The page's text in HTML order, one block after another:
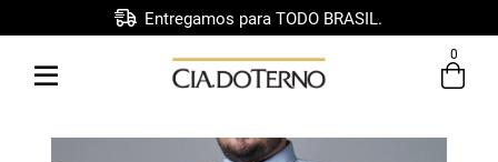
Entre com email ou cpf/cnpj
Entregamos para TODO BRASIL.
0